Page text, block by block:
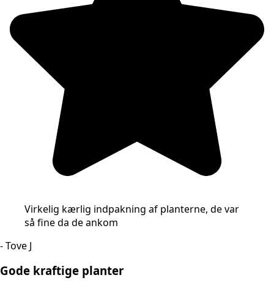
Virkelig kærlig indpakning af planterne, de var
så fine da de ankom
- Tove J
Gode kraftige planter